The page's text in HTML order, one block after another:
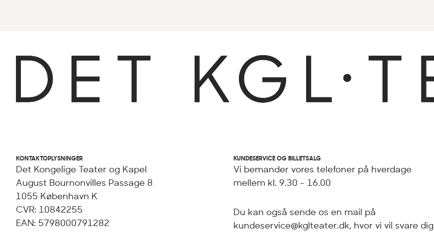
KONTAKTOPLYSNINGER
Det Kongelige Teater og Kapel
August Bournonvilles Passage 8
1055 København K
CVR: 10842255
EAN: 5798000791282
KUNDESERVICE OG BILLETSALG
Vi bemander vores telefoner på hverdage
mellem kl. 9.30 - 16.00
Du kan også sende os en mail på
kundeservice@kglteater.dk, hvor vi vil svare dig